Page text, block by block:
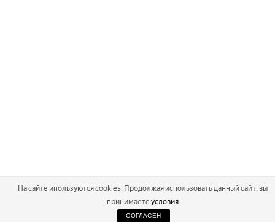
На сайте ипользуются cookies. Продолжая использовать данный сайт, вы
принимаете условия
СОГЛАСЕН